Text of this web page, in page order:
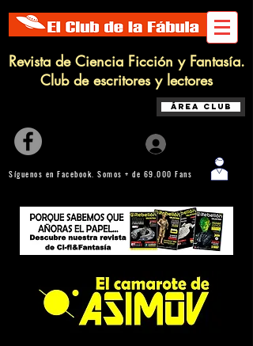
Revista de Ciencia Ficción y Fantasía.
Club de escritores y lectores
Área Club
Síguenos en Facebook. Somos + de 69.000 Fans